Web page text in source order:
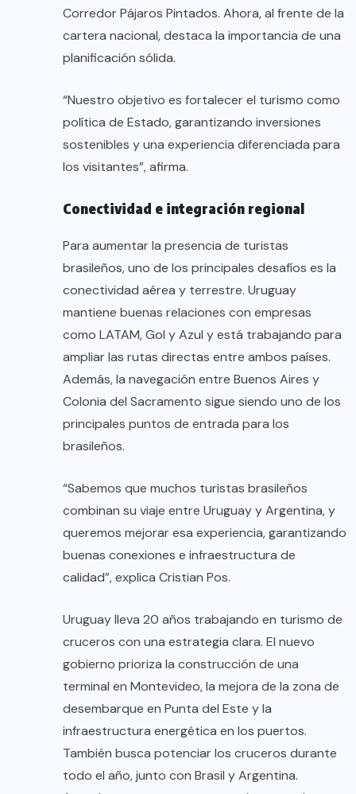
Corredor Pájaros Pintados. Ahora, al frente de la
cartera nacional, destaca la importancia de una
planificación sólida.
“Nuestro objetivo es fortalecer el turismo como
política de Estado, garantizando inversiones
sostenibles y una experiencia diferenciada para
los visitantes”, afirma.
Conectividad e integración regional
Para aumentar la presencia de turistas
brasileños, uno de los principales desafíos es la
conectividad aérea y terrestre. Uruguay
mantiene buenas relaciones con empresas
como LATAM, Gol y Azul y está trabajando para
ampliar las rutas directas entre ambos países.
Además, la navegación entre Buenos Aires y
Colonia del Sacramento sigue siendo uno de los
principales puntos de entrada para los
brasileños.
“Sabemos que muchos turistas brasileños
combinan su viaje entre Uruguay y Argentina, y
queremos mejorar esa experiencia, garantizando
buenas conexiones e infraestructura de
calidad”, explica Cristian Pos.
Uruguay lleva 20 años trabajando en turismo de
cruceros con una estrategia clara. El nuevo
gobierno prioriza la construcción de una
terminal en Montevideo, la mejora de la zona de
desembarque en Punta del Este y la
infraestructura energética en los puertos.
También busca potenciar los cruceros durante
todo el año, junto con Brasil y Argentina.